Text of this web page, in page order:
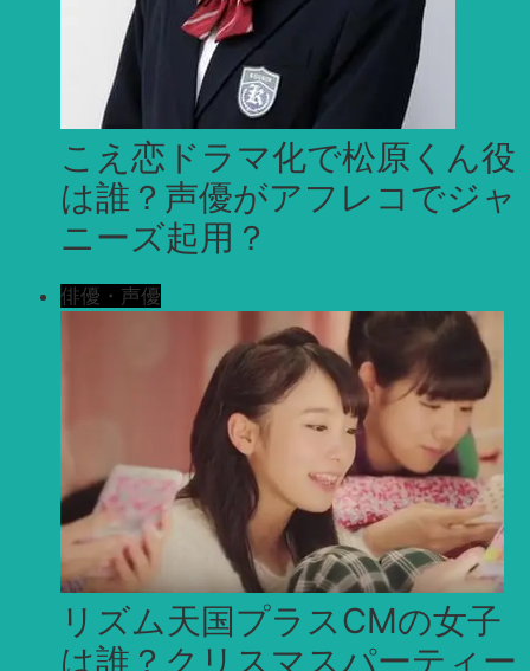
こえ恋ドラマ化で松原くん役
は誰？声優がアフレコでジャ
ニーズ起用？
俳優・声優
リズム天国プラスCMの女子
は誰？クリスマスパーティー